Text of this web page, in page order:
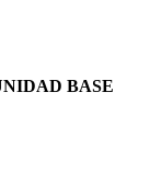
BASE